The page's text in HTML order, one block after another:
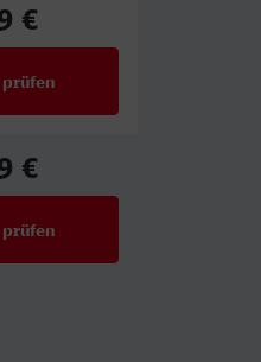
€
prüfen
€
prüfen